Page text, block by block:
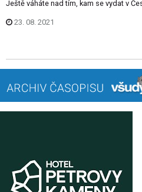
Ještě váháte nad tím, kam se vydat v
23. 08. 2021